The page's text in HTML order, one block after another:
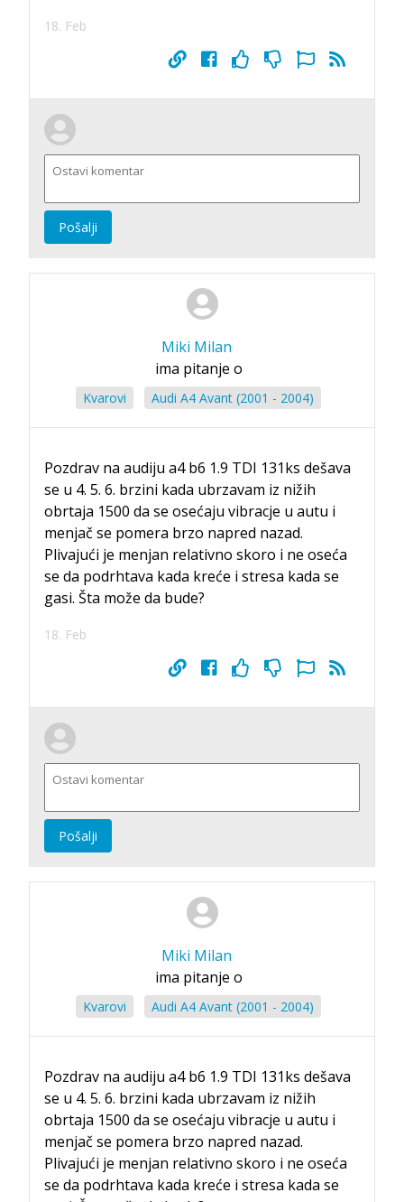
18. Feb
Pošalji
Miki Milan
ima pitanje o
Kvarovi Audi A4 Avant (2001 - 2004)
Pozdrav na audiju a4 b6 1.9 TDI 131ks dešava
se u 4. 5. 6. brzini kada ubrzavam iz nižih
obrtaja 1500 da se osećaju vibracje u autu i
menjač se pomera brzo napred nazad.
Plivajući je menjan relativno skoro i ne oseća
se da podrhtava kada kreće i stresa kada se
gasi. Šta može da bude?
18. Feb
Pošalji
Miki Milan
ima pitanje o
Kvarovi Audi A4 Avant (2001 - 2004)
Pozdrav na audiju a4 b6 1.9 TDI 131ks dešava
se u 4. 5. 6. brzini kada ubrzavam iz nižih
obrtaja 1500 da se osećaju vibracje u autu i
menjač se pomera brzo napred nazad.
Plivajući je menjan relativno skoro i ne oseća
se da podrhtava kada kreće i stresa kada se